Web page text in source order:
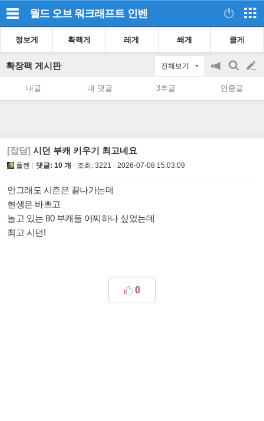
월드 오브 워크래프트 인벤
정보게 확팩게 레게 쐐게 클게
확장팩 게시판 전체보기
공
on/off
검
색
글
쓰
내글 내 댓글 3추글 인증글
[잡담] 시던 부캐 키우기 최고네요
폴켄 댓글: 10 개 조회: 3221 2026-07-08 15:03:09
안그래도 시즌은 끝나가는데
현생은 바쁘고
놀고 있는 80 부캐들 어찌하나 싶었는데
최고 시던!
0